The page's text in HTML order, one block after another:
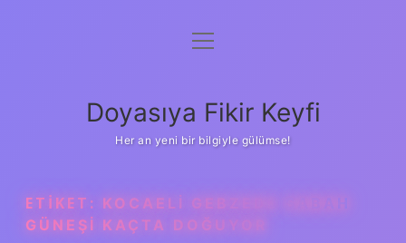
Anasayfa
Yasal Uyarı
menüyü
Doyasıya Fikir Keyfi
Her an yeni bir bilgiyle gülümse!
ETIKET: KOCAELI GEBZEDE SABAH
GÜNEŞI KAÇTA DOĞUYOR